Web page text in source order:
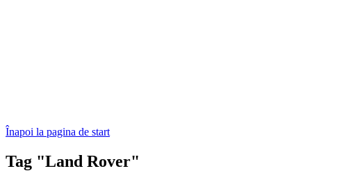
Înapoi la pagina de start
Tag "Land Rover"